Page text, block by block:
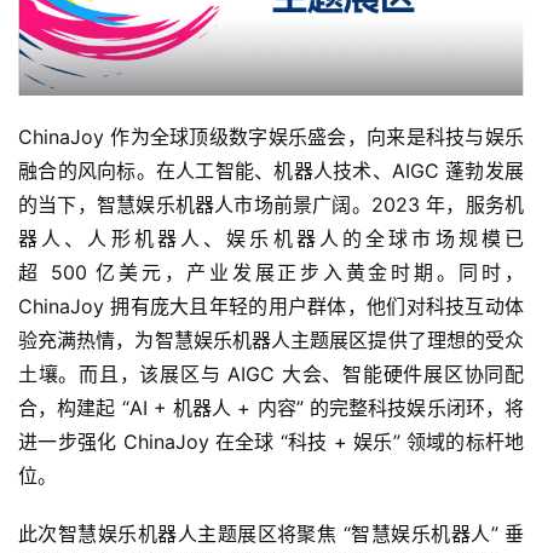
首
页
游
茶
原
创
游
戏
业
ChinaJoy 作为全球顶级数字娱乐盛会，向来是科技与娱乐
融合的风向标。在人工智能、机器人技术、AIGC 蓬勃发展
的当下，智慧娱乐机器人市场前景广阔。2023 年，服务机
器人、人形机器人、娱乐机器人的全球市场规模已
超 500 亿美元，产业发展正步入黄金时期。同时，
ChinaJoy 拥有庞大且年轻的用户群体，他们对科技互动体
验充满热情，为智慧娱乐机器人主题展区提供了理想的受众
土壤。而且，该展区与 AIGC 大会、智能硬件展区协同配
合，构建起 “AI + 机器人 + 内容” 的完整科技娱乐闭环，将
进一步强化 ChinaJoy 在全球 “科技 + 娱乐” 领域的标杆地
位。
此次智慧娱乐机器人主题展区将聚焦 “智慧娱乐机器人” 垂